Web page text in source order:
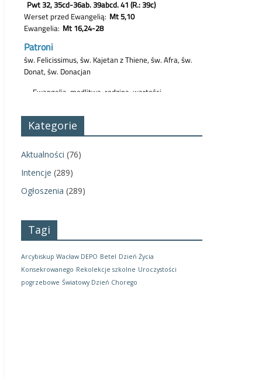
Kategorie
Aktualności (76)
Intencje (289)
Ogłoszenia (289)
Tagi
Arcybiskup Wacław DEPO Betel Dzień Życia
Konsekrowanego Rekolekcje szkolne Uroczystości
pogrzebowe Światowy Dzień Chorego